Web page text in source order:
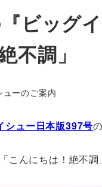
ビッグ
不調」
ューのご案内
シュー日本版397号
んにちは！絶不調